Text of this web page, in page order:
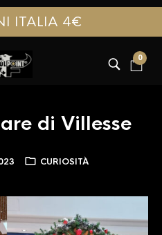
ITALIA 4€
0
di Villesse
CURIOSITÀ